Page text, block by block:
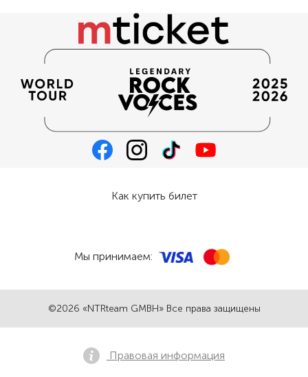
©2026 «NTRteam GMBH» Все права защищены
Как купить билет
Мы принимаем:
Правовая информация